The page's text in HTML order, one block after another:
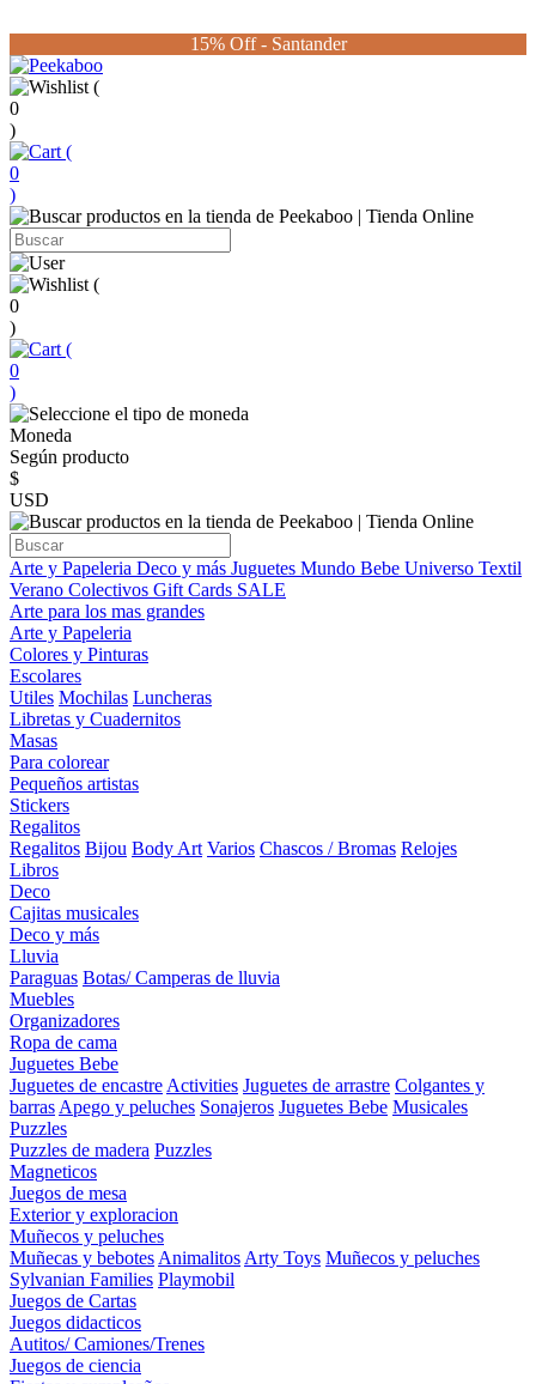
15% Off - Santander
(
0
)
(
0
)
(
0
)
(
0
)
Moneda
Según producto
$
USD
Arte y Papeleria Deco y más Juguetes Mundo Bebe Universo Textil
Verano Colectivos Gift Cards SALE
Arte para los mas grandes
Arte y Papeleria
Colores y Pinturas
Escolares
Utiles Mochilas Luncheras
Libretas y Cuadernitos
Masas
Para colorear
Pequeños artistas
Stickers
Regalitos
Regalitos Bijou Body Art Varios Chascos / Bromas Relojes
Libros
Deco
Cajitas musicales
Deco y más
Lluvia
Paraguas Botas/ Camperas de lluvia
Muebles
Organizadores
Ropa de cama
Juguetes Bebe
Juguetes de encastre Activities Juguetes de arrastre Colgantes y
barras Apego y peluches Sonajeros Juguetes Bebe Musicales
Puzzles
Puzzles de madera Puzzles
Magneticos
Juegos de mesa
Exterior y exploracion
Muñecos y peluches
Muñecas y bebotes Animalitos Arty Toys Muñecos y peluches
Sylvanian Families Playmobil
Juegos de Cartas
Juegos didacticos
Autitos/ Camiones/Trenes
Juegos de ciencia